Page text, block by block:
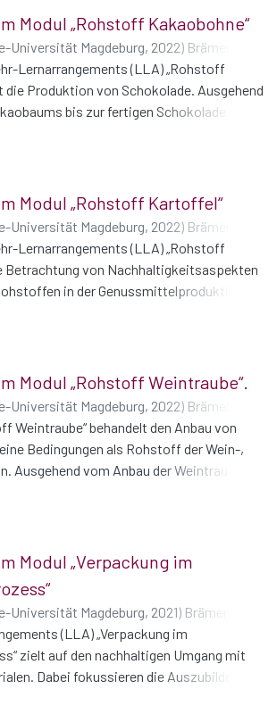
Modul „Rohstoff Kakaobohne“
Universität Magdeburg, 2022) Brämer,
Marie;König, Lisa;Schüßler, Philipp;
Lernarrangements (LLA) „Rohstoff
die Produktion von Schokolade. Ausgehend
bis zur fertigen Schokolade mit
Modul „Rohstoff Kartoffel“
Universität Magdeburg, 2022) Brämer,
Marie;König, Lisa;Schüßler, Philipp;
Lernarrangements (LLA) „Rohstoff
Betrachtung von Nachhaltigkeitsaspekten
in der Genussmittelproduktion
Getränke.
Modul „Rohstoff Weintraube“.
Universität Magdeburg, 2022) Brämer,
; Schüßler, Philipp;Vieback, Linda
Weintraube“ behandelt den Anbau von
Bedingungen als Rohstoff der Wein-,
Ausgehend vom Anbau der Weintrauben
ökonomische und soziale Aspekte der
konventionellen Anbaumethoden,
im In- und Ausland und mögliche
Modul „Verpackung im
Universität Magdeburg, 2021) Brämer,
Marie;Hagendorf, Tom;König, Lisa
Linda
(LLA) „Verpackung im
zielt auf den nachhaltigen Umgang mit
Dabei fokussieren die Auszubildenden
die Nutzung von Kunststoffen als